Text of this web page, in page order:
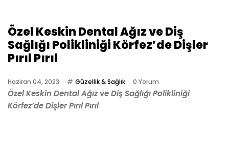
Özel Keskin Dental Ağız ve Diş
Sağlığı Polikliniği Körfez’de Dişler
Pırıl Pırıl
Haziran 04, 2023 Güzellik & Sağlık 0 Yorum
Özel Keskin Dental Ağız ve Diş Sağlığı Polikliniği
Körfez’de Dişler Pırıl Pırıl